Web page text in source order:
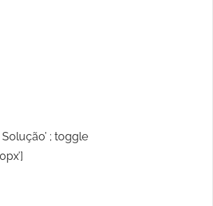
; toggle